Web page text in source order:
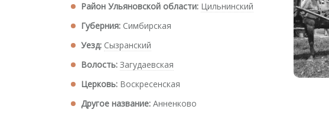
Район Ульяновской области: Цильнинский
Губерния: Симбирская
Уезд: Сызранский
Волость: Загудаевская
Церковь: Воскресенская
Другое название: Анненково